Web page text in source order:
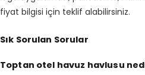
fiyat bilgisi için teklif alabilirsiniz.
Sık Sorulan Sorular
Toptan otel havuz havlusu